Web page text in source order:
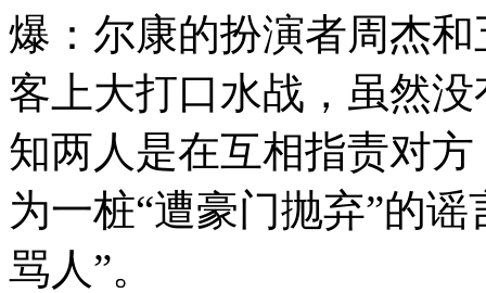
爆：尔康的扮演者周杰
客上大打口水战，虽然
知两人是在互相指责对
为一桩“遭豪门抛弃”的
骂人”。